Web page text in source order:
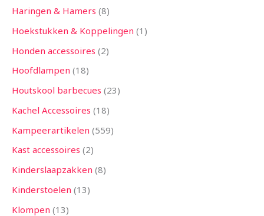
Haringen & Hamers 8
Hoekstukken & Koppelingen 1
Honden accessoires 2
Hoofdlampen 18
Houtskool barbecues 23
Kachel Accessoires 18
Kampeerartikelen 559
Kast accessoires 2
Kinderslaapzakken 8
Kinderstoelen 13
Klompen 13